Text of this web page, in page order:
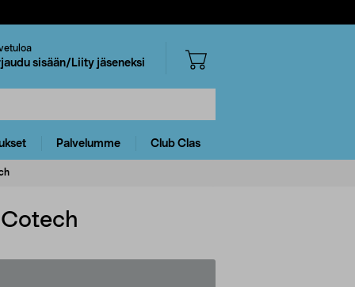
sisään/Liity jäseneksi
Palvelumme Club Clas